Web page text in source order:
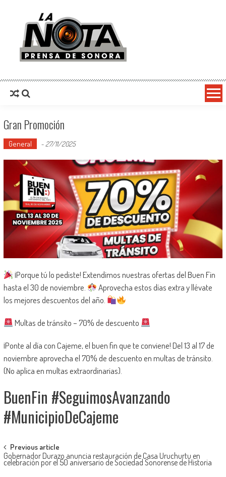
La Nota Prensa De Sonora
Gran Promoción
General - 27/11/2025
¡Porque tú lo pediste! Extendimos nuestras ofertas del Buen Fin
hasta el 30 de noviembre.
Aprovecha estos días extra y llévate
los mejores descuentos del año.
Multas de tránsito – 70% de descuento
¡Ponte al día con Cajeme, el buen fin que te conviene! Del 13 al 17 de
noviembre aprovecha el 70% de descuento en multas de tránsito.
(No aplica en multas extraordinarias).
BuenFin #SeguimosAvanzando
#MunicipioDeCajeme
Post
navigation
Previous article
Gobernador Durazo anuncia restauración de Casa Uruchurtu en
celebración por el 50 aniversario de Sociedad Sonorense de Historia